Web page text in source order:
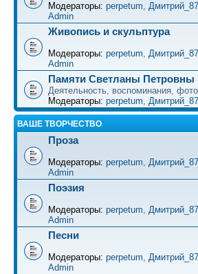
Модераторы: perpetum, Дмитрий_87
Admin
Живопись и скульптура
Модераторы: perpetum, Дмитрий_87
Admin
Памяти Светланы Петровны
Деятельность, воспоминания,
Модераторы: perpetum, Дмитрий_87
ВАШЕ ТВОРЧЕСТВО
Проза
Модераторы: perpetum, Дмитрий_87
Admin
Поэзия
Модераторы: perpetum, Дмитрий_87
Admin
Песни
Модераторы: perpetum, Дмитрий_87
Admin